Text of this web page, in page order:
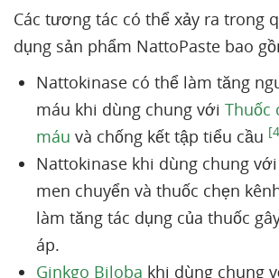
Các tương tác có thể xảy ra trong
dụng sản phẩm NattoPaste bao
Nattokinase có thể làm tăng
máu khi dùng chung với Thuốc
máu và chống kết tập tiểu cầu
Nattokinase khi dùng chung
men chuyển và thuốc chẹn
làm tăng tác dụng của thuốc
áp.
Ginkgo Biloba khi dùng chung